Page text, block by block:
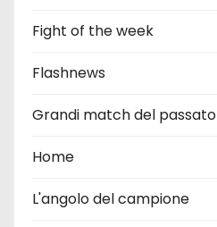
Fight of the week
Flashnews
Grandi match del passato
Home
L'angolo del campione